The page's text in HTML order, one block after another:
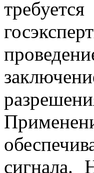
сигнала.